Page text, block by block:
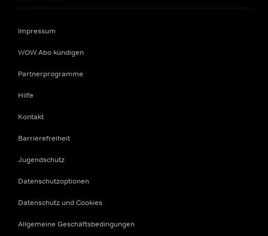
Impressum
WOW Abo kündigen
Partnerprogramme
Hilfe
Kontakt
Barrierefreiheit
Jugendschutz
Datenschutzoptionen
Datenschutz und Cookies
Allgemeine Geschäftsbedingungen